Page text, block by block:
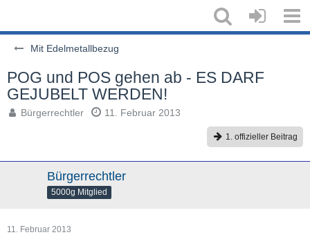
Mit Edelmetallbezug
POG und POS gehen ab - ES DARF
GEJUBELT WERDEN!
Bürgerrechtler 11. Februar 2013
1. offizieller Beitrag
Bürgerrechtler
5000g Mitglied
11. Februar 2013